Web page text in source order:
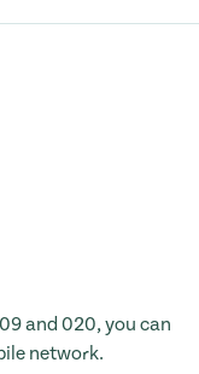
and 020, you can
network.